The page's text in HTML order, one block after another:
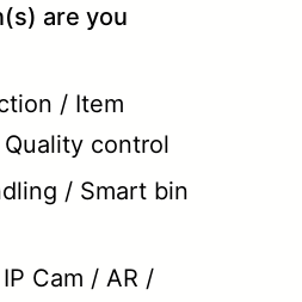
are you
/ Item
control
/ Smart bin
Cam / AR /